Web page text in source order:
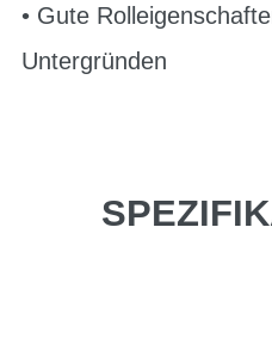
• Gute
Untergründen